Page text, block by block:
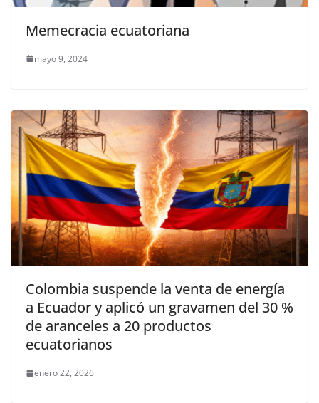
Memecracia ecuatoriana
mayo 9, 2024
Colombia suspende la venta de energía
a Ecuador y aplicó un gravamen del 30 %
de aranceles a 20 productos
ecuatorianos
enero 22, 2026